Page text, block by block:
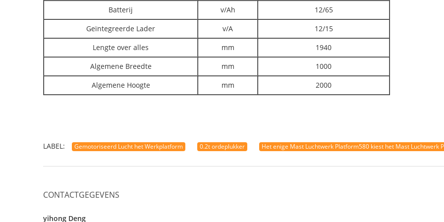
Batterij
v/Ah
12/65
Geïntegreerde Lader
v/A
12/15
Lengte over alles
mm
1940
Algemene Breedte
mm
1000
Algemene Hoogte
mm 2000
LABEL: Gemotoriseerd Lucht het Werkplatform 0.2t ordeplukker Het enige Mast Luchtwerk Platform580 kiest het Mast Luchtwerk
CONTACTGEGEVENS
yihong Deng